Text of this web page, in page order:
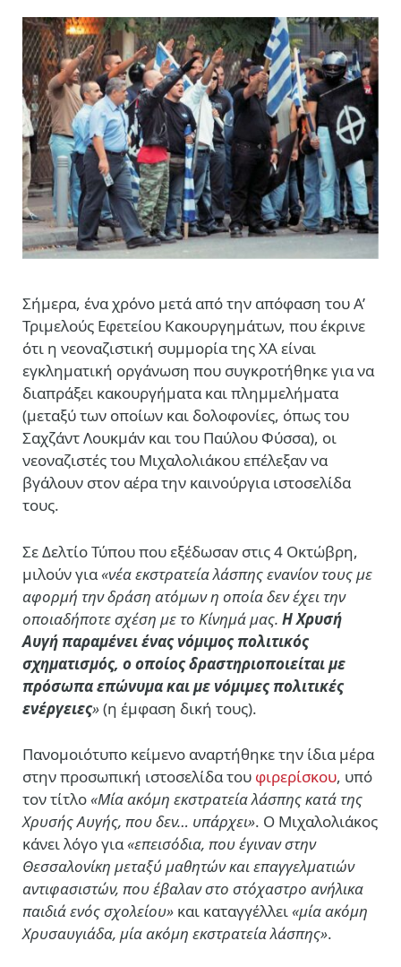
Σήμερα, ένα χρόνο μετά από την απόφαση του Α’
Τριμελούς Εφετείου Κακουργημάτων, που έκρινε
ότι η νεοναζιστική συμμορία της ΧΑ είναι
εγκληματική οργάνωση που συγκροτήθηκε για να
διαπράξει κακουργήματα και πλημμελήματα
(μεταξύ των οποίων και δολοφονίες, όπως του
Σαχζάντ Λουκμάν και του Παύλου Φύσσα), οι
νεοναζιστές του Μιχαλολιάκου επέλεξαν να
βγάλουν στον αέρα την καινούργια ιστοσελίδα
τους.
Σε Δελτίο Τύπου που εξέδωσαν στις 4 Οκτώβρη,
μιλούν για«νέα εκστρατεία λάσπης ενανίον τουςμε
αφορμή την δράση ατόμων η οποία δεν έχει την
οποιαδήποτε σχέση με το Κίνημά μας. Η Χρυσή
Αυγή παραμένει ένας νόμιμος πολιτικός
σχηματισμός, ο οποίος δραστηριοποιείται με
πρόσωπα επώνυμα και με νόμιμες πολιτικές
ενέργειες»(η έμφαση δική τους).
Πανομοιότυπο κείμενο αναρτήθηκε την ίδια μέρα
στην προσωπική ιστοσελίδα του φιρερίσκου, υπό
τον τίτλο«Μία ακόμη εκστρατεία λάσπης κατά της
Χρυσής Αυγής, που δεν… υπάρχει». Ο Μιχαλολιάκος
κάνει λόγο για«επεισόδια, που έγιναν στην
Θεσσαλονίκη μεταξύ μαθητών και επαγγελματιών
αντιφασιστών, που έβαλαν στο στόχαστρο ανήλικα
παιδιά ενός σχολείου» και καταγγέλλει«μία ακόμη
Χρυσαυγιάδα, μία ακόμη εκστρατεία λάσπης».